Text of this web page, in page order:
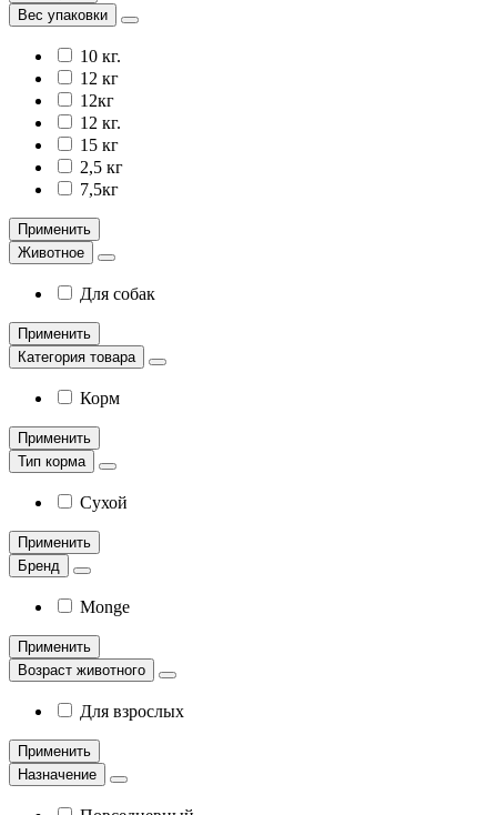
Вес упаковки
10 кг.
12 кг
12кг
12 кг.
15 кг
2,5 кг
7,5кг
Применить
Животное
Для собак
Применить
Категория товара
Корм
Применить
Тип корма
Сухой
Применить
Бренд
Monge
Применить
Возраст животного
Для взрослых
Применить
Назначение